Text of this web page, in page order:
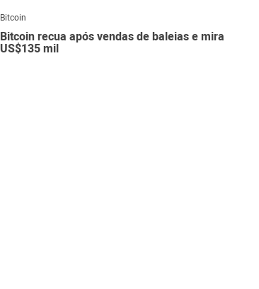
Bitcoin
Bitcoin recua após vendas de baleias e mira
US$135 mil